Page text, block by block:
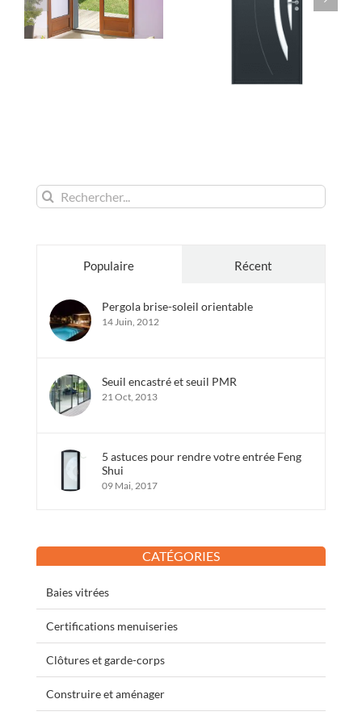
Rechercher:
Populaire Récent
Pergola brise-soleil orientable
14 Juin, 2012
Seuil encastré et seuil PMR
21 Oct, 2013
5 astuces pour rendre votre entrée Feng
Shui
09 Mai, 2017
CATÉGORIES
Baies vitrées
Certifications menuiseries
Clôtures et garde-corps
Construire et aménager